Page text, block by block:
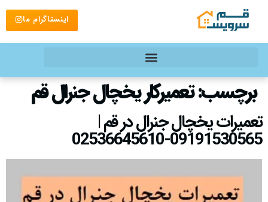
اینستاگرام ما
برچسب:تعمیرکار یخچال جنرال قم
تعمیرات یخچال جنرال در قم |
09191530565-02536645610